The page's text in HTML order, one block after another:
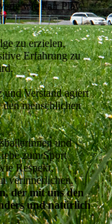
wie Fair Play,
zu erzielen,
Erfahrung zu
und Verstand agiert
menschlichen
und
zum Sport
Respekt,
verinnerlichen.
der mit uns den
und natürlich